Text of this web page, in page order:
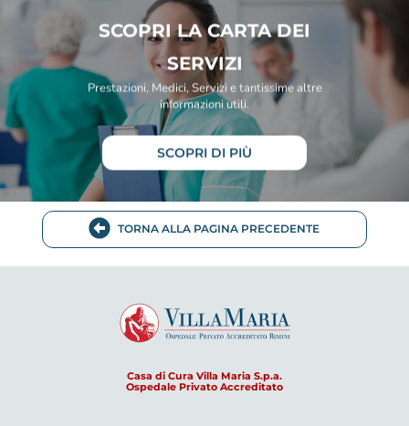
SCOPRI LA CARTA DEI
SERVIZI
Prestazioni, Medici, Servizi e tantissime altre
informazioni utili.
SCOPRI DI PIÙ
TORNA ALLA PAGINA PRECEDENTE
Casa di Cura Villa Maria S.p.a.
Ospedale Privato Accreditato